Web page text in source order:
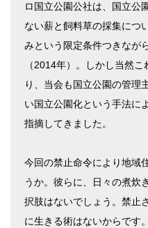
ロ国立公園公社は、国立公
ない薪と飼料草の採集につ
みという限定条件つきなが
（2014年）。しかし当然
り、当会も国立公園の管理
い国立公園化という手法に
指摘してきました。
今回の禁止命令により地域
うか。彼らに、日々の煮炊
択肢はないでしょう。禁止
に生きる術はないからです